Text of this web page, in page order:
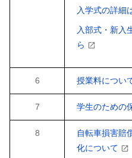
入学式の詳細
入部式・新入
ら
6 授業料につい
7 学生のための
8
自転車損害賠
化について